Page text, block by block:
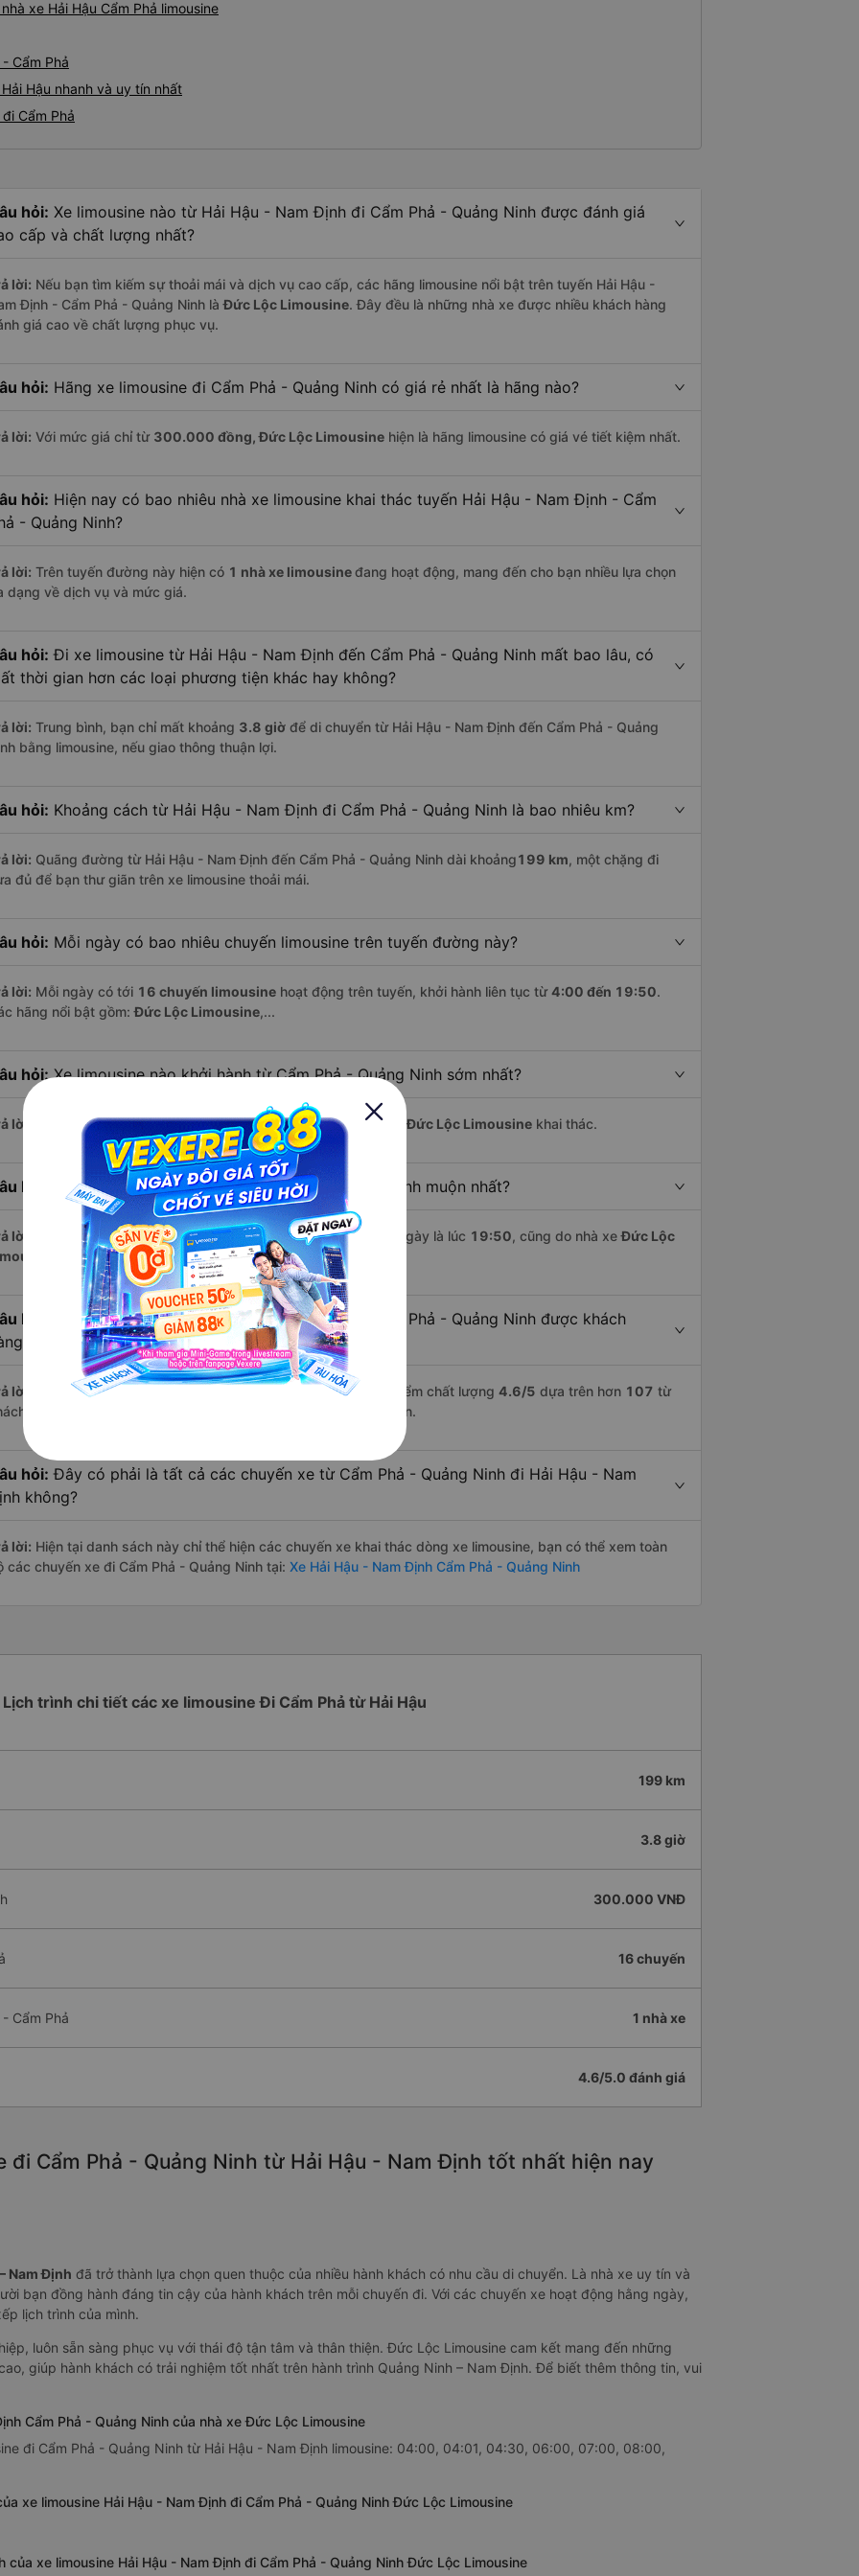
xe Hải Hậu Cẩm Phả limousine
Cẩm Phả
Hậu nhanh và uy tín nhất
Cẩm Phả
hỏi: Xe limousine nào từ Hải Hậu - Nam Định đi Cẩm Phả - Quảng Ninh được đánh giá
cấp và chất lượng nhất?
lời: Nếu bạn tìm kiếm sự thoải mái và dịch vụ cao cấp, các hãng limousine nổi bật trên tuyến Hải Hậu -
Định - Cẩm Phả - Quảng Ninh làĐức Lộc Limousine. Đây đều là những nhà xe được nhiều khách hàng
giá cao về chất lượng phục vụ.
hỏi: Hãng xe limousine đi Cẩm Phả - Quảng Ninh có giá rẻ nhất là hãng nào?
lời: Với mức giá chỉ từ 300.000 đồng, Đức Lộc Limousine hiện là hãng limousine có giá vé tiết kiệm nhất.
hỏi: Hiện nay có bao nhiêu nhà xe limousine khai thác tuyến Hải Hậu - Nam Định - Cẩm
- Quảng Ninh?
lời: Trên tuyến đường này hiện có 1 nhà xe limousineđang hoạt động, mang đến cho bạn nhiều lựa chọn
dạng về dịch vụ và mức giá.
hỏi: Đi xe limousine từ Hải Hậu - Nam Định đến Cẩm Phả - Quảng Ninh mất bao lâu, có
thời gian hơn các loại phương tiện khác hay không?
lời: Trung bình, bạn chỉ mất khoảng 3.8 giờ để di chuyển từ Hải Hậu - Nam Định đến Cẩm Phả - Quảng
bằng limousine, nếu giao thông thuận lợi.
hỏi: Khoảng cách từ Hải Hậu - Nam Định đi Cẩm Phả - Quảng Ninh là bao nhiêu km?
lời: Quãng đường từ Hải Hậu - Nam Định đến Cẩm Phả - Quảng Ninh dài khoảng199 km, một chặng đi
đủ để bạn thư giãn trên xe limousine thoải mái.
hỏi: Mỗi ngày có bao nhiêu chuyến limousine trên tuyến đường này?
lời: Mỗi ngày có tới 16 chuyến limousine hoạt động trên tuyến, khởi hành liên tục từ4:00 đến 19:50.
hãng nổi bật gồm:Đức Lộc Limousine,...
hỏi:Xe limousine nào khởi hành từ Cẩm Phả - Quảng Ninh sớm nhất?
lời: Chuyến limousine sớm nhất khởi hành lúc4:00, do nhà xe Đức Lộc Limousine khai thác.
hỏi: Xe limousine nào khởi hành từ Hải Hậu - Nam Định muộn nhất?
lời: Nếu bạn muốn đi chuyến muộn, lựa chọn cuối cùng trong ngày là lúc 19:50, cũng do nhà xeĐức Lộc
vận hành.
hỏi:
Xe limousine nào từ Hải Hậu - Nam Định đi Cẩm Phả - Quảng Ninh được khách
đánh giá tốt nhất?
lời: Trong số các hãng, nổi bật nhất với điểm chất lượng 4.6/5 dựa trên hơn 107 từ
hàng – một con số minh chứng cho dịch vụ cao cấp và uy tín.
hỏi: Đây có phải là tất cả các chuyến xe từ Cẩm Phả - Quảng Ninh đi Hải Hậu - Nam
không?
lời: Hiện tại danh sách này chỉ thể hiện các chuyến xe khai thác dòng xe limousine, bạn có thể xem toàn
các chuyến xe đi Cẩm Phả - Quảng Ninh tại: Xe Hải Hậu - Nam Định Cẩm Phả - Quảng Ninh
Lịch trình chi tiết các xe limousine Đi Cẩm Phả từ Hải Hậu
199 km
3.8 giờ
300.000 VNĐ
16 chuyến
Cẩm Phả 1 nhà xe
4.6/5.0 đánh giá
đi Cẩm Phả - Quảng Ninh từ Hải Hậu - Nam Định tốt nhất hiện nay
Nam Định đã trở thành lựa chọn quen thuộc của nhiều hành khách có nhu cầu di chuyển. Là nhà xe uy tín và
bạn đồng hành đáng tin cậy của hành khách trên mỗi chuyến đi. Với các chuyến xe hoạt động hằng ngày,
lịch trình của mình.
luôn sẵn sàng phục vụ với thái độ tận tâm và thân thiện. Đức Lộc Limousine cam kết mang đến những
giúp hành khách có trải nghiệm tốt nhất trên hành trình Quảng Ninh – Nam Định. Để biết thêm thông tin, vui
Cẩm Phả - Quảng Ninh của nhà xe Đức Lộc Limousine
đi Cẩm Phả - Quảng Ninh từ Hải Hậu - Nam Định limousine: 04:00, 04:01, 04:30, 06:00, 07:00, 08:00,
xe limousine Hải Hậu - Nam Định đi Cẩm Phả - Quảng Ninh Đức Lộc Limousine
xe limousine Hải Hậu - Nam Định đi Cẩm Phả - Quảng Ninh Đức Lộc Limousine